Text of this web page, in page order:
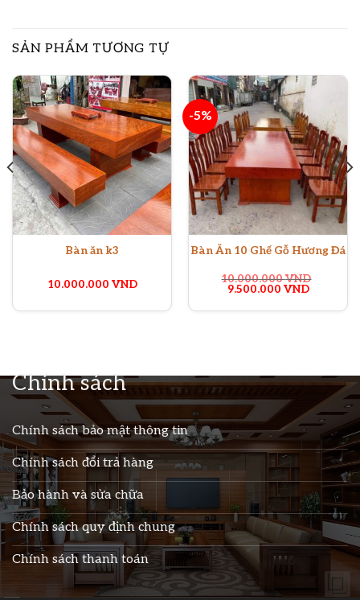
SẢN PHẨM TƯƠNG TỰ
Bàn ăn k3
10.000.000 VND
-5%
Bàn Ăn 10 Ghế Gỗ Hương Đá
10.000.000VND
Giá
là:
9.500.000 VNDGiá
tại
Chính sách
Chính sách bảo mật thông tin
Chính sách đổi trả hàng
Bảo hành và sửa chữa
Chính sách quy định chung
Chính sách thanh toán